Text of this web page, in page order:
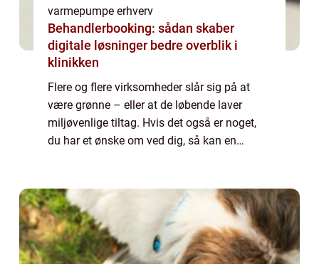
varmepumpe erhverv
Behandlerbooking: sådan skaber
digitale løsninger bedre overblik i
klinikken
Flere og flere virksomheder slår sig på at
være grønne – eller at de løbende laver
miljøvenlige tiltag. Hvis det også er noget,
du har et ønske om ved dig, så kan en